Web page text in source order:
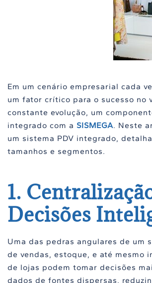
Em um cenário empresarial cada
um fator crítico para o sucesso no
constante evolução, um
integrado com a SISMEGA. Neste
um sistema PDV integrado,
tamanhos e segmentos.
1.
Decisões
Uma das pedras angulares de um
de vendas, estoque, e até mesmo
de lojas podem tomar decisões
dados de fontes dispersas,